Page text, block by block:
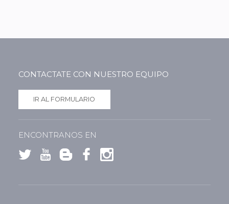
CONTACTATE CON NUESTRO EQUIPO
IR AL FORMULARIO
ENCONTRANOS EN